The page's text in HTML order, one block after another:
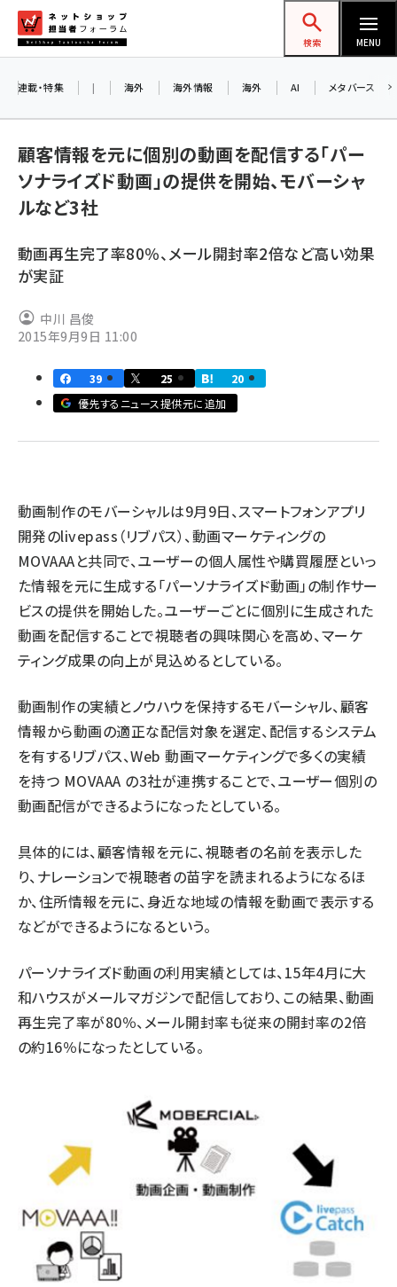
ン
ネットショップ担当者フォーラム
検索 MENU
amazon (2260)
楽天 (1878)
アスクル (1126)
ビィ・フォアード (786)
連載・特集 | 海外 海外情報 海外 AI メタバース
顧客情報を元に個別の動画を配信する「パー
ソナライズド動画」の提供を開始、モバーシャ
ルなど3社
動画再生完了率80％、メール開封率2倍など高い効果
が実証
中川 昌俊
2015年9月9日 11:00
39 25
20
優先するニュース提供元に追加
動画制作のモバーシャルは9月9日、スマートフォンアプリ
開発のlivepass（リブパス）、動画マーケティングの
MOVAAAと共同で、ユーザーの個人属性や購買履歴といっ
た情報を元に生成する「パーソナライズド動画」の制作サー
ビスの提供を開始した。ユーザーごとに個別に生成された
動画を配信することで視聴者の興味関心を高め、マーケ
ティング成果の向上が見込めるとしている。
動画制作の実績とノウハウを保持するモバーシャル、顧客
情報から動画の適正な配信対象を選定、配信するシステム
を有するリブパス、Web 動画マーケティングで多くの実績
を持つ MOVAAA の3社が連携することで、ユーザー個別の
動画配信ができるようになったとしている。
具体的には、顧客情報を元に、視聴者の名前を表示した
り、ナレーションで視聴者の苗字を読まれるようになるほ
か、住所情報を元に、身近な地域の情報を動画で表示する
などができるようになるという。
パーソナライズド動画の利用実績としては、15年4月に大
和ハウスがメールマガジンで配信しており、この結果、動画
再生完了率が80％、メール開封率も従来の開封率の2倍
の約16％になったとしている。